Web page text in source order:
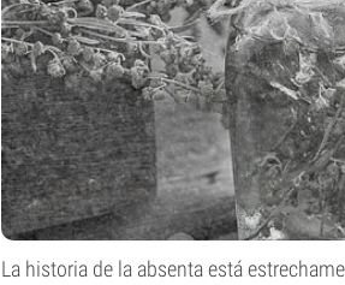
La historia de la absenta está